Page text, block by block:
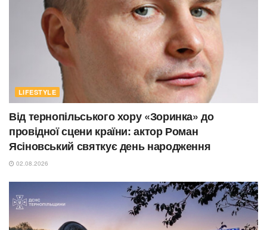
LIFESTYLE
Від тернопільського хору «Зоринка» до
провідної сцени країни: актор Роман
Ясіновський святкує день народження
02.08.2026